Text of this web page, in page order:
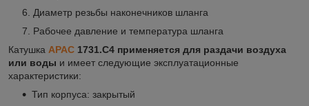
Диаметр резьбы наконечников шланга
Рабочее давление и температура шланга
Катушка APAC 1731.С4 применяется для раздачи воздуха
или воды и имеет следующие эксплуатационные
характеристики:
Тип корпуса: закрытый